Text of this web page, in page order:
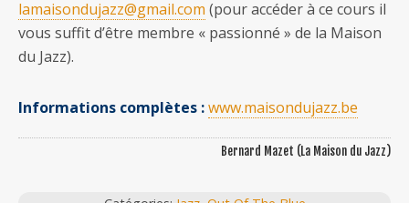
lamaisondujazz@gmail.com (pour accéder à ce cours il
vous suffit d’être membre « passionné » de la Maison
du Jazz).
Informations complètes :www.maisondujazz.be
Bernard Mazet (La Maison du Jazz)